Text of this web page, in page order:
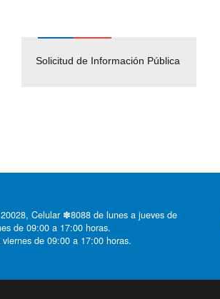
Solicitud de Información Pública
Proveedores
Empleos Públicos
Celular ✽8088 de lunes a jueves de
de 09:00 a 17:00 horas.
de 09:00 a 17:00 horas.